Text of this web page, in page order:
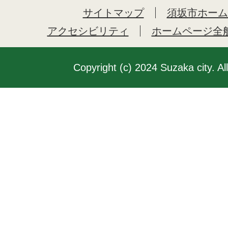
サイトマップ
須坂市ホー
アクセシビリティ
ホームページ全
Copyright (c) 2024 Suzaka city.